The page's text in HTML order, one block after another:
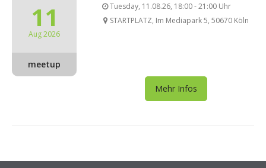
11
Aug 2026
meetup
Tuesday, 11.08.26, 18:00 - 21:00 Uhr
STARTPLATZ, Im Mediapark 5, 50670 Köln
Mehr Infos